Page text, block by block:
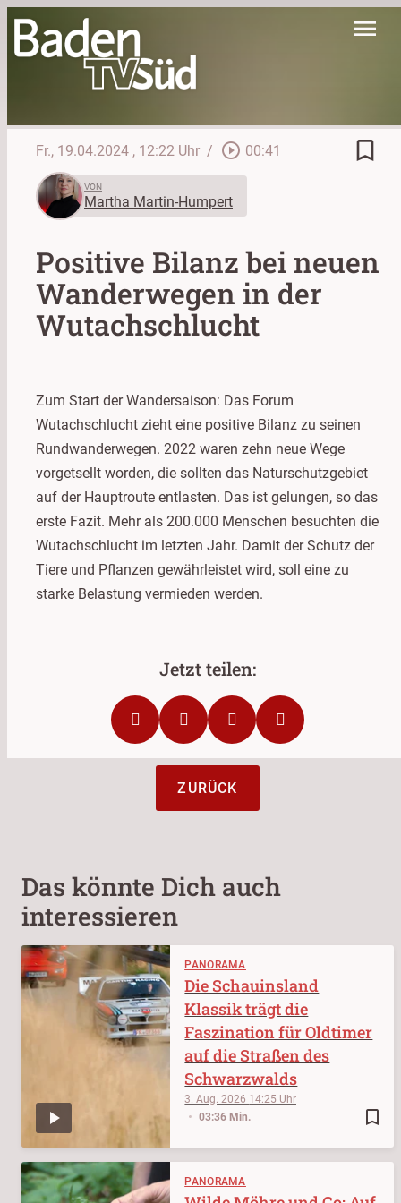
menu
Fr., 19.04.2024 , 12:22 Uhr / play_circle_outline 00:41 bookmark_border
VON
Martha Martin-Humpert
Positive Bilanz bei neuen
Wanderwegen in der
Wutachschlucht
Zum Start der Wandersaison: Das Forum
Wutachschlucht zieht eine positive Bilanz zu seinen
Rundwanderwegen. 2022 waren zehn neue Wege
vorgetsellt worden, die sollten das Naturschutzgebiet
auf der Hauptroute entlasten. Das ist gelungen, so das
erste Fazit. Mehr als 200.000 Menschen besuchten die
Wutachschlucht im letzten Jahr. Damit der Schutz der
Tiere und Pflanzen gewährleistet wird, soll eine zu
starke Belastung vermieden werden.
ZURÜCK
Das könnte Dich auch
interessieren
PANORAMA
bookmark_border
3. Aug. 2026 14:25
03:36 Min.
Die Schauinsland
Klassik trägt die
Faszination für Oldtimer
auf die Straßen des
Schwarzwalds
PANORAMA